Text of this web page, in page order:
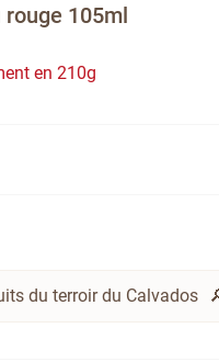
105ml
en 210g
du terroir du Calvados